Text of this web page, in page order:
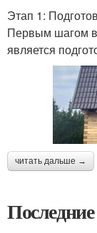
Этап 1:
Первым шагом в
является
читать дальше →